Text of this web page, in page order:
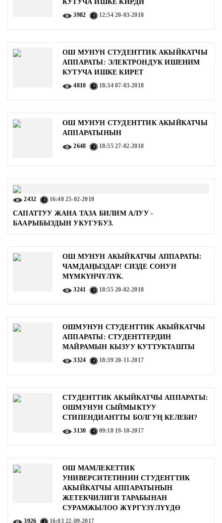
КУТУЧА ИШКЕ КИРДИ
3982 12:5420-03-2018
ОШ МУНУН СТУДЕНТТИК АКЫЙКАТЧЫ
АППАРАТЫ: ЭЛЕКТРОНДУК ИШЕНИМ
КУТУЧА ИШКЕ КИРЕТ
4810 18:3407-03-2018
ОШ МУНУН СТУДЕНТТИК АКЫЙКАТЧЫ
АППАРАТЫНЫН
2648 18:5527-02-2018
2432 16:4825-02-2018
CАПАТТУУ ЖАНА ТАЗА БИЛИМ АЛУУ -
БААРЫБЫЗДЫН УКУГУБУЗ.
ОШ МУНУН АКЫЙКАТЧЫ АППАРАТЫ:
ЧАМДАҢЫЗДАР! CИЗДЕ СОНУН
МҮМКҮНЧҮЛҮК.
3241 18:5520-02-2018
ОШМУНУН СТУДЕНТТИК АКЫЙКАТЧЫ
АППАРАТЫ: СТУДЕНТТЕРДИН
МАЙРАМЫН КЫЗУУ КУТТУКТАШТЫ
3324 18:3920-11-2017
СТУДЕНТТИК АКЫЙКАТЧЫ АППАРАТЫ:
ОШМУНУН СЫЙМЫКТУУ
СТИПЕНДИАНТТЫ БОЛГУҢ КЕЛЕБИ?
3130 09:18 19-10-2017
ОШ МАМЛЕКЕТТИК
УНИВЕРСИТЕТИНИН СТУДЕНТТИК
АКЫЙКАТЧЫ АППАРАТЫНЫН
ЖЕТЕКЧИЛИГИ ТАРАБЫНАН
СУРАМЖЫЛОО ЖҮРГҮЗҮЛҮҮДӨ
3926 16:0322-09-2017